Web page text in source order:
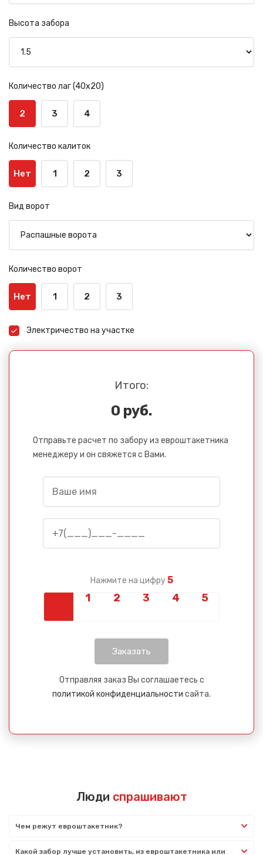
Высота забора
Количество лаг (40х20)
2 3 4
Количество калиток
Нет 1 2 3
Вид ворот
Количество ворот
Нет 1 2 3
Электричество на участке
Итого:
0 руб.
Отправьте расчет по забору из евроштакетника
менеджеру и он свяжется с Вами.
Нажмите на цифру 5
Отправляя заказ Вы соглашаетесь с
политикой конфиденциальности сайта.
Люди спрашивают
Чем режут евроштакетник?
Какой забор лучше установить, из евроштакетника или